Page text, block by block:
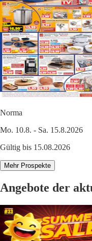
Norma
Mo. 10.8. - Sa. 15.8.2026
Gültig bis 15.08.2026
Mehr Prospekte
Angebote der